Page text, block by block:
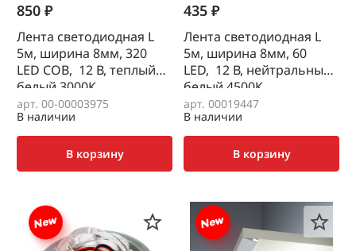
850 ₽
Лента светодиодная L
5м, ширина 8мм, 320
LED COB, 12 В, теплый
белый 3000К
арт. 00-00003975
В наличии
В корзину
435 ₽
Лента светодиодная L
5м, ширина 8мм, 60
LED, 12 В, нейтральный
белый 4500К
арт. 00019447
В наличии
В корзину